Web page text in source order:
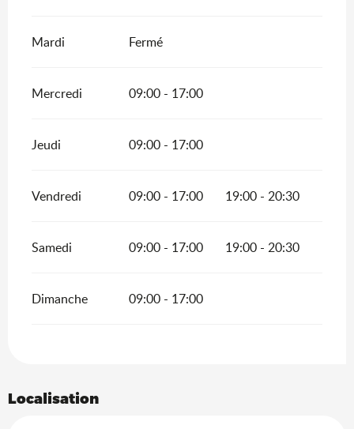
Mardi Fermé
Mercredi 09:00 - 17:00
Jeudi 09:00 - 17:00
Vendredi 09:00 - 17:00 19:00 - 20:30
Samedi 09:00 - 17:00 19:00 - 20:30
Dimanche 09:00 - 17:00
Localisation